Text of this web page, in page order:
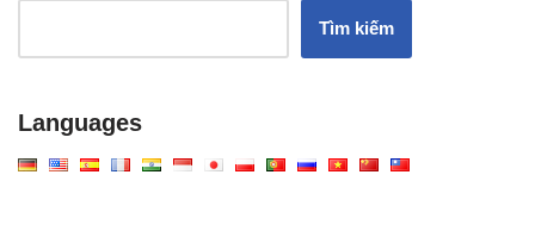
Tìm kiếm
Languages